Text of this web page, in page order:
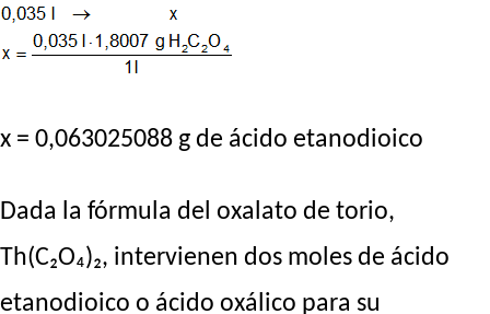
x = 0,063025088 g de ácido etanodioico
Dada la fórmula del oxalato de torio,
Th(C₂O₄)₂, intervienen dos moles de ácido
etanodioico o ácido oxálico para su